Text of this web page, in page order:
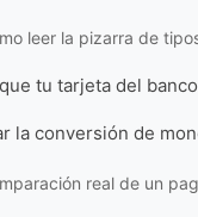
leer la pizarra de
tu tarjeta del
la conversión de
real de un